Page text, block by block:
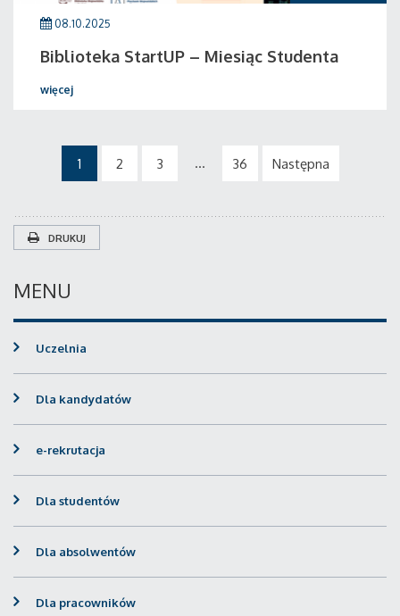
08.10.2025
Biblioteka StartUP – Miesiąc Studenta
więcej
1 2 3 ... 36 Następna
DRUKUJ
MENU
Uczelnia
Dla kandydatów
e-rekrutacja
Dla studentów
Dla absolwentów
Dla pracowników